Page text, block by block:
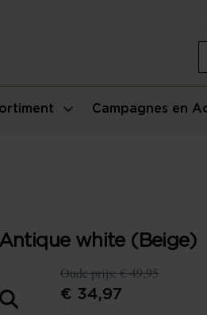
Campagnes en
white (Beige)
Oude prijs:€ 49,95
€ 34,97